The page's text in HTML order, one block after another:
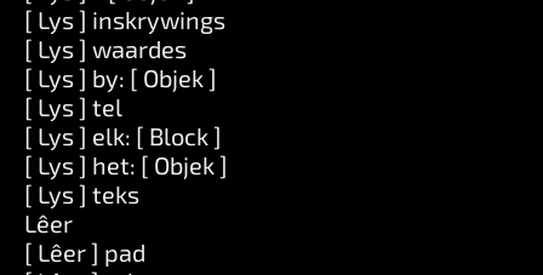
[ Lys ] inskrywings
[ Lys ] waardes
[ Lys ] by: [ Objek ]
[ Lys ] tel
[ Lys ] elk: [ Block ]
[ Lys ] het: [ Objek ]
[ Lys ] teks
Lêer
[ Lêer ] pad